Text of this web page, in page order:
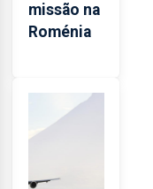
missão na
Roménia